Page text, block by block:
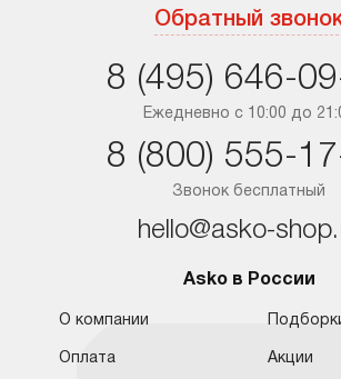
Обратный
Москва
Ростов-на-Дону
Ежедневно с 10:00 до
8 (495) 646-
Звонок бесплатный
8 (800) 555-
hello@asko-
Asko в России
О компании
Оплата Акции